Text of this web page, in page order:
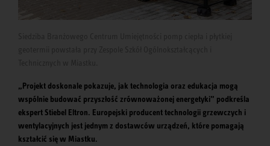
„Projekt doskonale pokazuje, jak technologia oraz edukacja mogą
wspólnie budować przyszłość zrównoważonej energetyki” podkreśla
ekspert Stiebel Eltron. Europejski producent technologii grzewczych i
wentylacyjnych jest jednym z dostawców urządzeń, które pomagają
kształcić się w Miastku.